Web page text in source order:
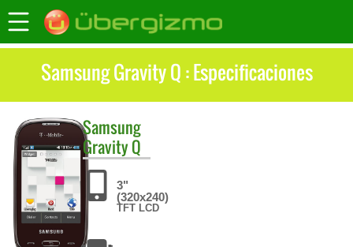
Samsung Gravity Q : Especificaciones
Samsung
Gravity Q
3"
(320x240)
TFT LCD